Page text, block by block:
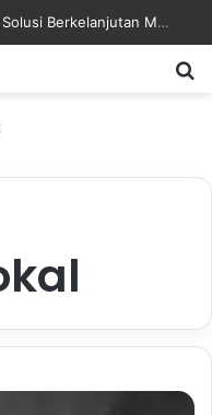
Wakaf untuk Pendidikan sebagai Solusi Berkelanjutan Masa Depan Bangsa